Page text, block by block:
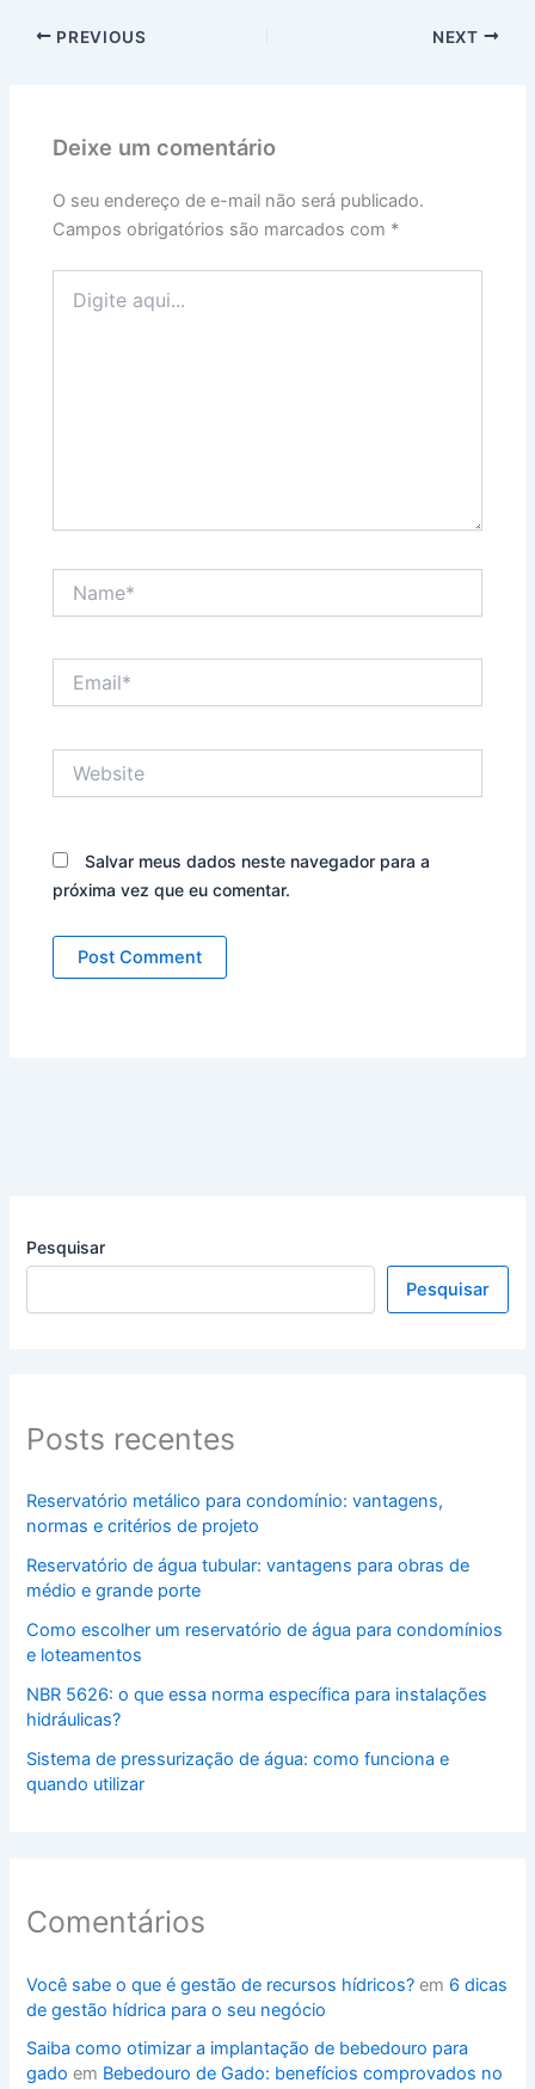
PREVIOUS NEXT
Deixe um comentário
O seu endereço de e-mail não será publicado.
Campos obrigatórios são marcados com *
aqui...
Salvar meus dados neste navegador para a
próxima vez que eu comentar.
Pesquisar
Pesquisar
Posts recentes
Reservatório metálico para condomínio: vantagens,
normas e critérios de projeto
Reservatório de água tubular: vantagens para obras de
médio e grande porte
Como escolher um reservatório de água para condomínios
e loteamentos
NBR 5626: o que essa norma específica para instalações
hidráulicas?
Sistema de pressurização de água: como funciona e
quando utilizar
Comentários
Você sabe o que é gestão de recursos hídricos? em 6 dicas
de gestão hídrica para o seu negócio
Saiba como otimizar a implantação de bebedouro para
gado em Bebedouro de Gado: benefícios comprovados no